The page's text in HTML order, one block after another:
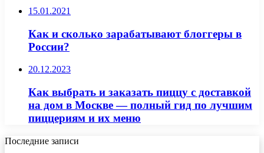
15.01.2021
Как и сколько зарабатывают блоггеры в
России?
20.12.2023
Как выбрать и заказать пиццу с доставкой
на дом в Москве — полный гид по лучшим
пиццериям и их меню
Последние записи